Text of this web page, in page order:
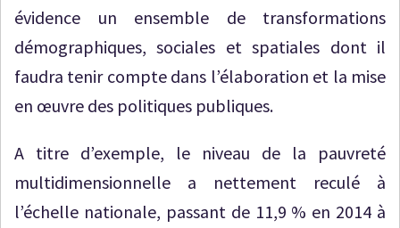
évidence un ensemble de transformations
démographiques, sociales et spatiales dont il
faudra tenir compte dans l’élaboration et la mise
en œuvre des politiques publiques.
A titre d’exemple, le niveau de la pauvreté
multidimensionnelle a nettement reculé à
l’échelle nationale, passant de 11,9 % en 2014 à